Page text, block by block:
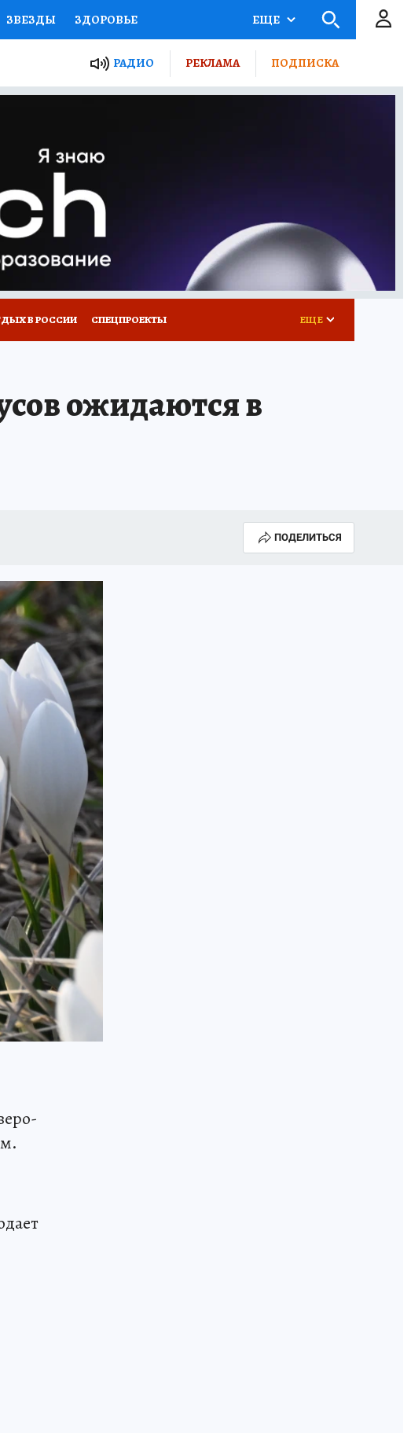
ЗВЕЗДЫ ЗДОРОВЬЕ
ПРОЕКТЫ РОССИИ
СЕКРЕТЫ ПУТЕВОДИТЕЛЬ
ГИД ПОТРЕБИТЕЛЯ
ЕЩЕ
РАДИО РЕКЛАМА ПОДПИСКА
В РОССИИ СПЕЦПРОЕКТЫ ЕЩЕ
ожидаются в
ПОДЕЛИТЬСЯ